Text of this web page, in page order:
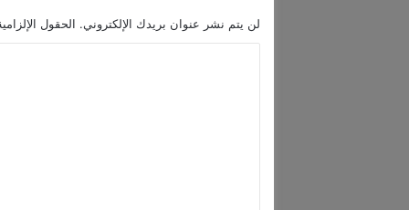
و
ن
لن يتم نشر عنوان بريدك الإلكتروني. الحقول